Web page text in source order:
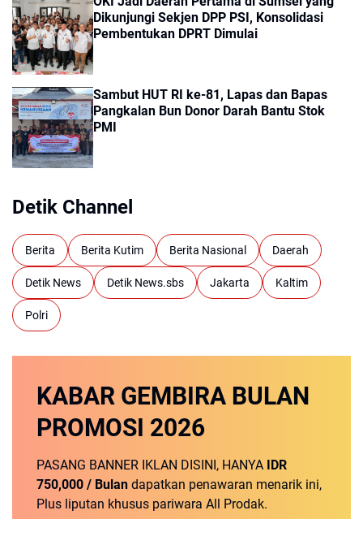
Dikunjungi Sekjen DPP PSI, Konsolidasi
Pembentukan DPRT Dimulai
Sambut HUT RI ke-81, Lapas dan Bapas
Pangkalan Bun Donor Darah Bantu Stok
PMI
Detik Channel
Berita Berita Kutim Berita Nasional Daerah
Detik News Detik News.sbs Jakarta Kaltim
Polri
KABAR GEMBIRA BULAN
PROMOSI 2026
PASANG BANNER IKLAN DISINI, HANYA IDR
750,000 / Bulan dapatkan penawaran menarik ini,
Plus liputan khusus pariwara All Prodak.